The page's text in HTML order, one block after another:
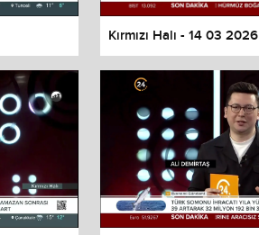
Kırmızı Halı - 14 03 2026